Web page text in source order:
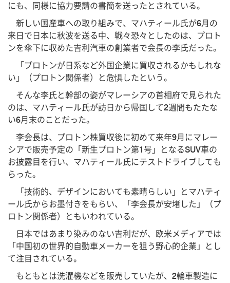
にも、同様に協力要請の書簡を送ったとされている。
新しい国産車への取り組みで、マハティール氏が6月の
来日で日本に秋波を送る中、戦々恐々としたのは、プロト
ンを傘下に収めた吉利汽車の創業者で会長の李氏だった。
「プロトンが日系など外国企業に買収されるかもしれな
い」（プロトン関係者）と危惧したという。
そんな李氏と幹部の姿がマレーシアの首相府で見られた
のは、マハティール氏が訪日から帰国して2週間もたたな
い6月末のことだった。
李会長は、プロトン株買収後に初めて来年9月にマレー
シアで販売予定の「新生プロトン第1号」となるSUV車の
お披露目を行い、マハティール氏にテストドライブしても
らった。
「技術的、デザインにおいても素晴らしい」とマハティ
ール氏からお墨付きをもらい、「李会長が安堵した」（プ
ロトン関係者）ともいわれている。
日本ではあまり染みのない吉利だが、欧米メディアでは
「中国初の世界的自動車メーカーを狙う野心的企業」とし
て注目されている。
もともとは洗濯機などを販売していたが、2輪車製造に